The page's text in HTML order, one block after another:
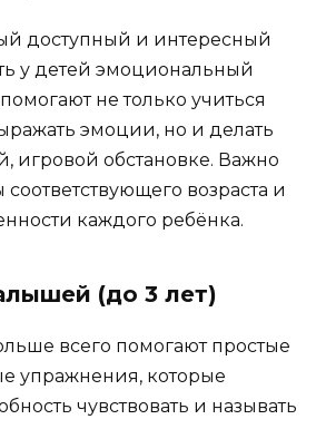
доступный и интересный
у детей эмоциональный
не только учиться
эмоции, но и делать
игровой обстановке. Важно
возраста и
каждого ребёнка.
(до 3 лет)
всего помогают простые
упражнения, которые
чувствовать и называть